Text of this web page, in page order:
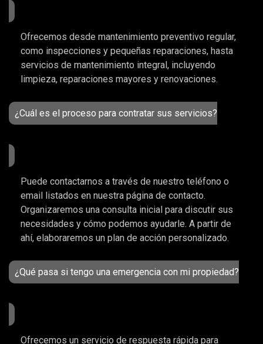
Ofrecemos desde mantenimiento preventivo regular,
como inspecciones y pequeñas reparaciones, hasta
servicios de mantenimiento integral, incluyendo
limpieza, reparaciones mayores y renovaciones.
¿Cuál es el proceso para contratar sus servicios?
Puede contactarnos a través de nuestro teléfono o
email listados en nuestra página de contacto.
Organizaremos una consulta inicial para discutir sus
necesidades y cómo podemos ayudarle. A partir de
ahí, elaboraremos un plan de acción personalizado.
¿Qué pasa si tengo una emergencia con mi propiedad?
Ofrecemos un servicio de respuesta rápida para